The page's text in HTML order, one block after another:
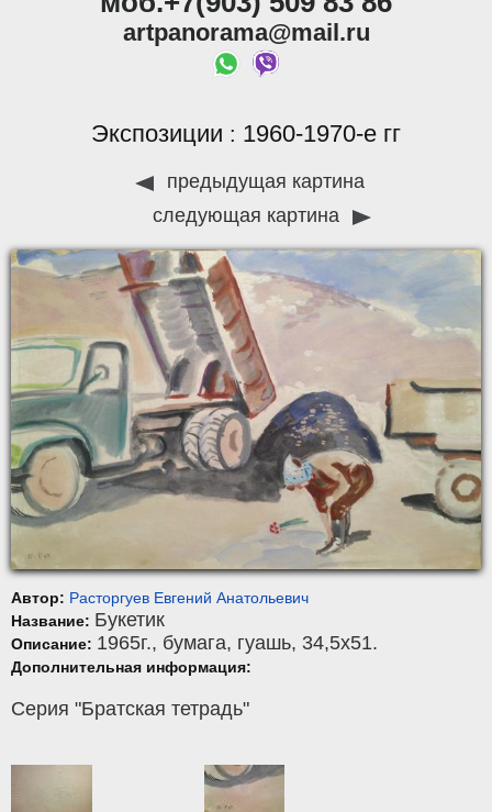
artpanorama@mail.ru
Экспозиции : 1960-1970-е гг
предыдущая картина
следующая картина
Автор: Расторгуев Евгений Анатольевич
Название: Букетик
Описание: 1965г., бумага, гуашь, 34,5x51.
Дополнительная информация:
Серия "Братская тетрадь"